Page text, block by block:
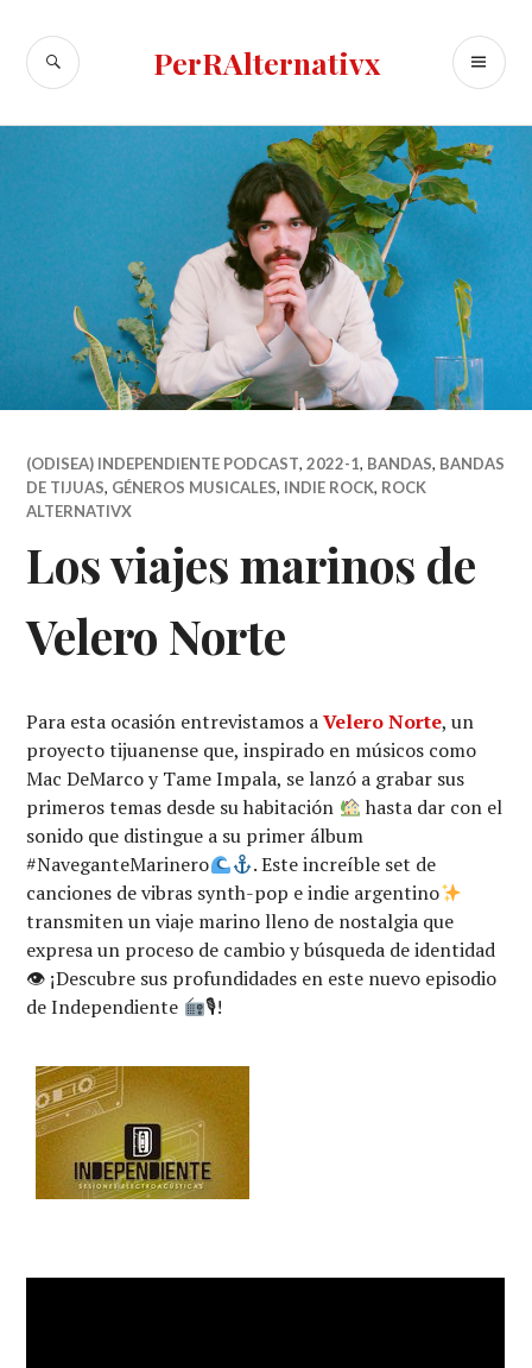
content
PerRAlternativx
SEARCH
(ODISEA) INDEPENDIENTE PODCAST,2022-1, BANDAS, BANDAS
DE TIJUAS, GÉNEROS MUSICALES, INDIE ROCK, ROCK
ALTERNATIVX
Los viajes marinos de
Velero Norte
Para esta ocasión entrevistamos aVelero Norte, un
proyecto tijuanense que, inspirado en músicos como
Mac DeMarco y Tame Impala, se lanzó a grabar sus
primeros temas desde su habitación
hasta dar con el
sonido que distingue a su primer álbum
#NaveganteMarinero
. Este increíble set de
canciones de vibras synth-pop e indie argentino
transmiten un viaje marino lleno de nostalgia que
expresa un proceso de cambio y búsqueda de identidad
👁 ¡Descubre sus profundidades en este nuevo episodio
de Independiente
🎙!